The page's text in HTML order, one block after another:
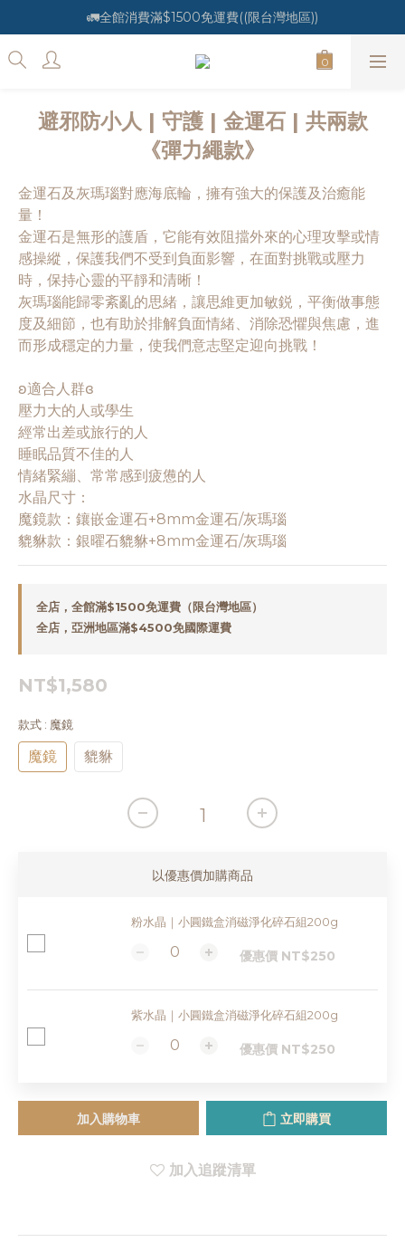
🚛全館消費滿$1500免運費((限台灣地區))
避邪防小人 | 守護 | 金運石 | 共兩款
《彈力繩款》
金運石及灰瑪瑙對應海底輪，擁有強大的保護及治癒能
量！
金運石是無形的護盾，它能有效阻擋外來的心理攻擊或情
感操縱，保護我們不受到負面影響，在面對挑戰或壓力
時，保持心靈的平靜和清晰！
灰瑪瑙能歸零紊亂的思緒，讓思維更加敏鋭，平衡做事態
度及細節，也有助於排解負面情緒、消除恐懼與焦慮，進
而形成穩定的力量，使我們意志堅定迎向挑戰！
ʚ適合人群ɞ
壓力大的人或學生
經常出差或旅行的人
睡眠品質不佳的人
情緒緊繃、常常感到疲憊的人
水晶尺寸：
魔鏡款：鑲嵌金運石+8mm金運石/灰瑪瑙
貔貅款：銀曜石貔貅+8mm金運石/灰瑪瑙
全店，全館滿$1500免運費（限台灣地區）
全店，亞洲地區滿$4500免國際運費
NT$1,580
款式 : 魔鏡
魔鏡 貔貅
以優惠價加購商品
粉水晶｜小圓鐵盒消磁淨化碎石組200g
優惠價 NT$250
紫水晶｜小圓鐵盒消磁淨化碎石組200g
優惠價 NT$250
加入購物車 立即購買
加入追蹤清單